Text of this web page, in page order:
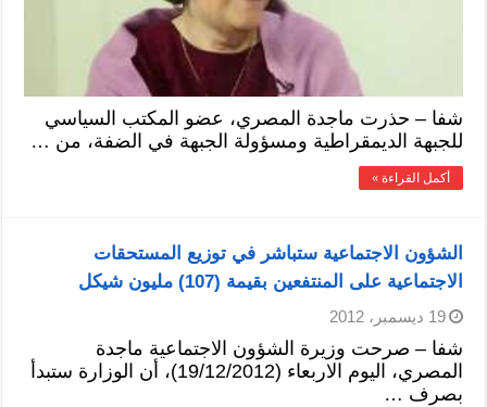
شفا – حذرت ماجدة المصري، عضو المكتب السياسي
للجبهة الديمقراطية ومسؤولة الجبهة في الضفة، من …
أكمل القراءة »
الشؤون الاجتماعية ستباشر في توزيع المستحقات
الاجتماعية على المنتفعين بقيمة (107) مليون شيكل
19 ديسمبر، 2012
شفا – صرحت وزيرة الشؤون الاجتماعية ماجدة
المصري، اليوم الاربعاء (19/12/2012)، أن الوزارة ستبدأ
بصرف …